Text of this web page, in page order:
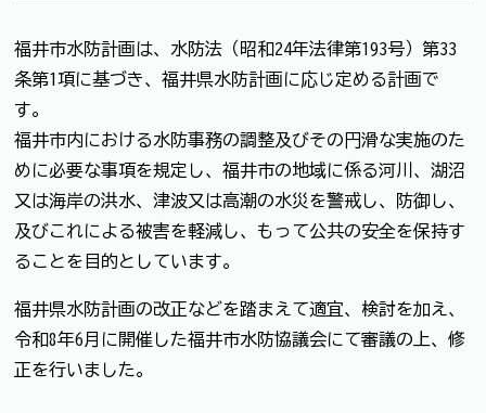
福井市水防計画は、水防法（昭和24年法律第193号）第33
条第1項に基づき、福井県水防計画に応じ定める計画で
す。
福井市内における水防事務の調整及びその円滑な実施のた
めに必要な事項を規定し、福井市の地域に係る河川、湖沼
又は海岸の洪水、津波又は高潮の水災を警戒し、防御し、
及びこれによる被害を軽減し、もって公共の安全を保持す
ることを目的としています。
福井県水防計画の改正などを踏まえて適宜、検討を加え、
令和8年6月に開催した福井市水防協議会にて審議の上、修
正を行いました。